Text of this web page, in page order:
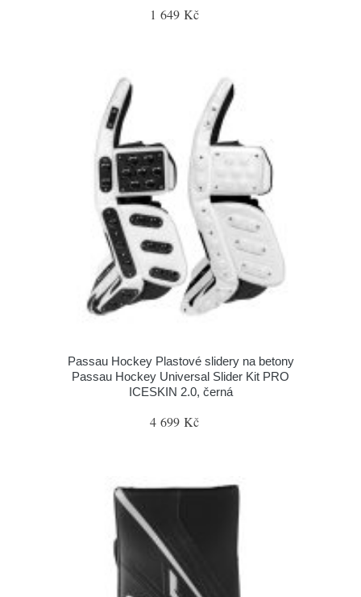
1 649 Kč
Passau Hockey Plastové slidery na betony
Passau Hockey Universal Slider Kit PRO
ICESKIN 2.0, černá
4 699 Kč